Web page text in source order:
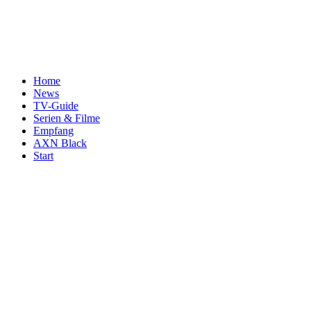
Home
News
TV-Guide
Serien & Filme
Empfang
AXN Black
Start